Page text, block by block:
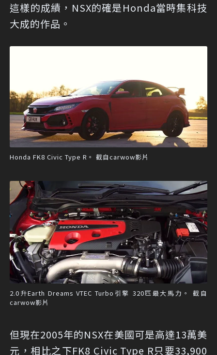
這樣的成績，NSX的確是Honda當時集科技
大成的作品。
Honda FK8 Civic Type R。 截自carwow影片
2.0升Earth Dreams VTEC Turbo引擎 320匹最大馬力。 截自
carwow影片
但現在2005年的NSX在美國可是高達13萬美
元，相比之下FK8 Civic Type R只要33,900